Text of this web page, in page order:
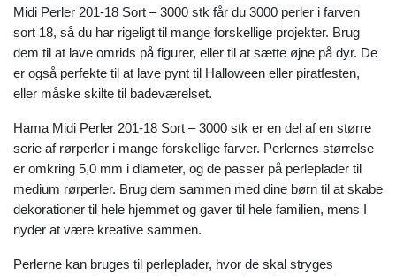
Midi Perler 201-18 Sort – 3000 stk får du 3000 perler i farven
sort 18, så du har rigeligt til mange forskellige projekter. Brug
dem til at lave omrids på figurer, eller til at sætte øjne på dyr. De
er også perfekte til at lave pynt til Halloween eller piratfesten,
eller måske skilte til badeværelset.
Hama Midi Perler 201-18 Sort – 3000 stk er en del af en større
serie af rørperler i mange forskellige farver. Perlernes størrelse
er omkring 5,0 mm i diameter, og de passer på perleplader til
medium rørperler. Brug dem sammen med dine børn til at skabe
dekorationer til hele hjemmet og gaver til hele familien, mens I
nyder at være kreative sammen.
Perlerne kan bruges til perleplader, hvor de skal stryges